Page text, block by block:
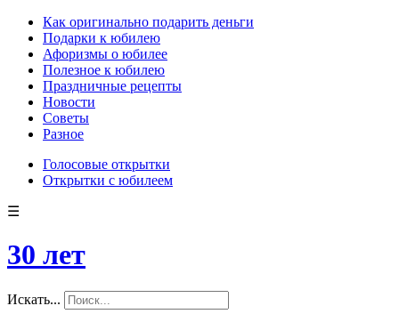
Как оригинально подарить деньги
Подарки к юбилею
Афоризмы о юбилее
Полезное к юбилею
Праздничные рецепты
Новости
Советы
Разное
Голосовые открытки
Открытки с юбилеем
☰
30 лет
Искать...